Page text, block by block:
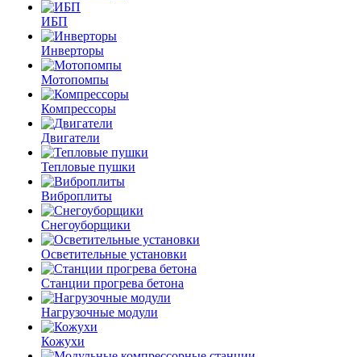
ИБП
Инверторы
Мотопомпы
Компрессоры
Двигатели
Тепловые пушки
Виброплиты
Снегоуборщики
Осветительные установки
Станции прогрева бетона
Нагрузочные модули
Кожухи